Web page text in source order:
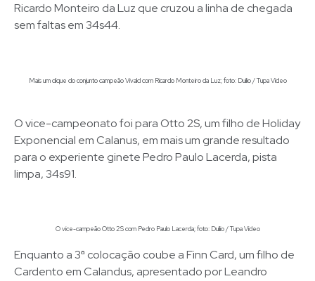
Ricardo Monteiro da Luz que cruzou a linha de chegada
sem faltas em 34s44.
Mais um clique do conjunto campeão Vivald com Ricardo Monteiro da Luz; foto: Duílio / Tupa Vídeo
O vice-campeonato foi para Otto 2S, um filho de Holiday
Exponencial em Calanus, em mais um grande resultado
para o experiente ginete Pedro Paulo Lacerda, pista
limpa, 34s91.
O vice-campeão Otto 2S com Pedro Paulo Lacerda; foto: Duílio / Tupa Vídeo
Enquanto a 3ª colocação coube a Finn Card, um filho de
Cardento em Calandus, apresentado por Leandro